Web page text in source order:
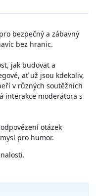
bezpečný a zábavný
bez hranic.
jak budovat a
ať už jsou kdekoliv,
v různých soutěžních
interakce moderátora s
otázek
pro humor.